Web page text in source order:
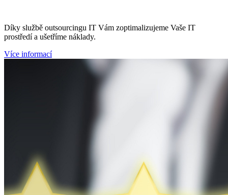
Díky službě outsourcingu IT Vám zoptimalizujeme Vaše IT
prostředí a ušetříme náklady.
Více informací